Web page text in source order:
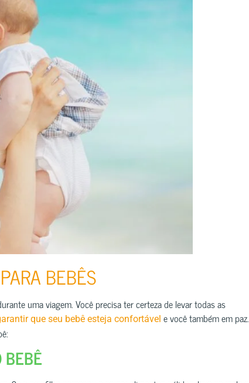
BEBÊS
uma viagem. Você precisa ter certeza de levar todas as
que seu bebê esteja confortável e você também em paz.